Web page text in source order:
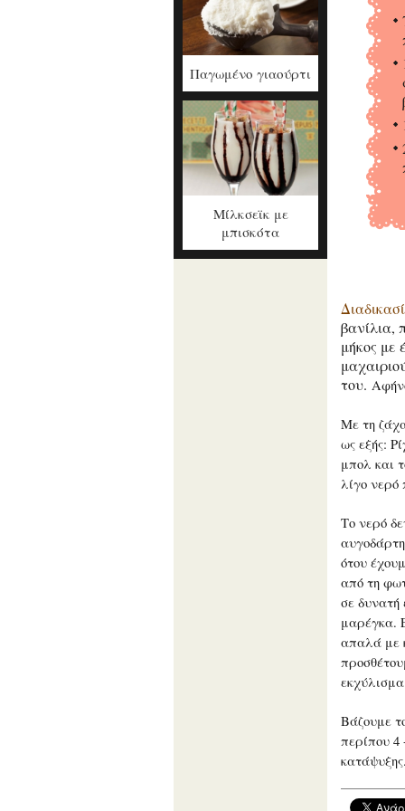
Παγωμένο γιαούρτι
Μίλκσεϊκ με
μπισκότα
βανίλια,
μήκος με
του.
Με τη
ως εξής:
μπολ και
λίγο νερό
Το νερό
ότου
από τη
σε δυνατή
μαρέγκα.
απαλά με
Βάζουμε
περίπου 4